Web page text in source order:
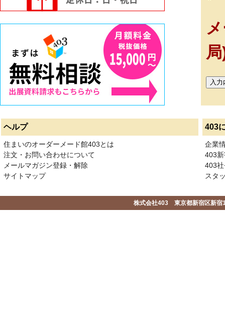
ヘルプ 403
住まいのオーダーメード館403とは
注文・お問い合わせについて
メールマガジン登録・解除
サイトマップ
企業
403
403
スタ
株式会社403 東京都新宿区新